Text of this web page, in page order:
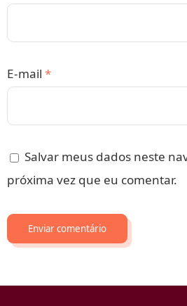
E-mail *
Salvar meus dados neste
próxima vez que eu comentar.